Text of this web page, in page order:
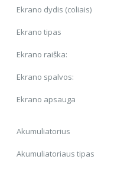
Ekrano dydis (coliais)
Ekrano tipas
Ekrano raiška:
Ekrano spalvos:
Ekrano apsauga
Akumuliatorius
Akumuliatoriaus tipas